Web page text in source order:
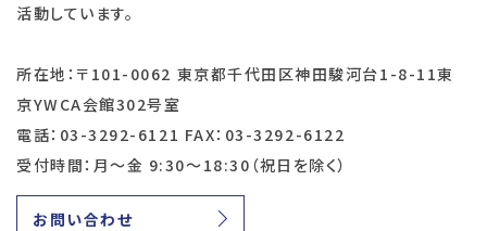
活動しています。
所在地：〒101-0062 東京都千代田区神田駿河台1-8-11東
京YWCA会館302号室
電話：03-3292-6121 FAX：03-3292-6122
受付時間：月～金 9:30～18:30（祝日を除く）
お問い合わせ